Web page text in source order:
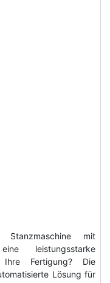
Stanzmaschine mit
leistungsstarke
Fertigung? Die
Lösung für